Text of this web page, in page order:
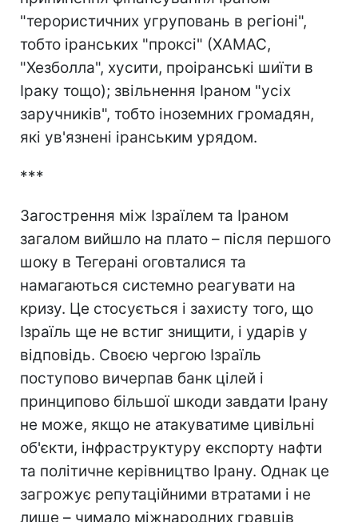
"терористичних угруповань в регіоні",
тобто іранських "проксі" (ХАМАС,
"Хезболла", хусити, проіранські шиїти в
Іраку тощо); звільнення Іраном "усіх
заручників", тобто іноземних громадян,
які ув'язнені іранським урядом.
***
Загострення між Ізраїлем та Іраном
загалом вийшло на плато – після першого
шоку в Тегерані оговталися та
намагаються системно реагувати на
кризу. Це стосується і захисту того, що
Ізраїль ще не встиг знищити, і ударів у
відповідь. Своєю чергою Ізраїль
поступово вичерпав банк цілей і
принципово більшої шкоди завдати Ірану
не може, якщо не атакуватиме цивільні
об'єкти, інфраструктуру експорту нафти
та політичне керівництво Ірану. Однак це
загрожує репутаційними втратами і не
лише – чимало міжнародних гравців